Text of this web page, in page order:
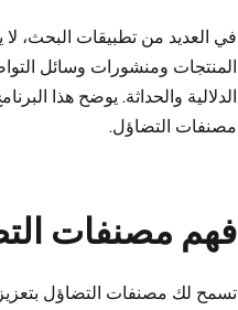
في العديد من تطبيقات البحث، لا
المنتجات ومنشورات وسائل
مصنفات التضاؤل.
فهم مصنفات
تسمح لك مصنفات التضاؤل بتعزيز